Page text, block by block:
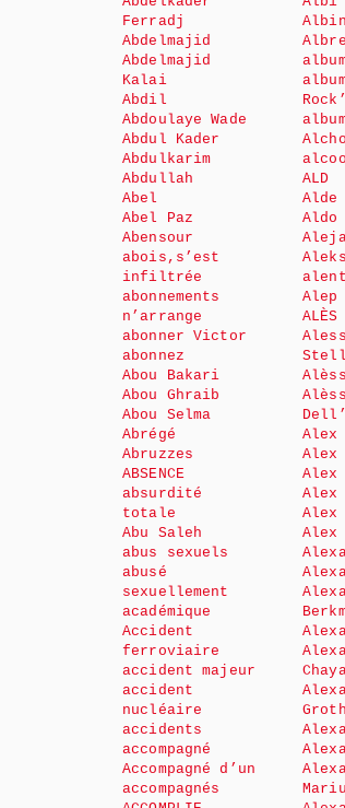
Ferradj
Abdelmajid
Abdelmajid
Kalai
Abdil
Abdoulaye Wade
Abdul Kader
Abdulkarim
Abdullah
Abel
Abel Paz
Abensour
abois,s’est
infiltrée
abonnements
n’arrange
abonner Victor
abonnez
Abou Bakari
Abou Ghraib
Abou Selma
Abrégé
Abruzzes
ABSENCE
absurdité
totale
Abu Saleh
abus sexuels
abusé
sexuellement
académique
Accident
ferroviaire
accident majeur
accident
nucléaire
accidents
accompagné
Accompagné d’un
accompagnés
ALD
Alde
Aldo
Alep
ALÈS
Alex
Alex
Alex
Alex
Alex
Alex